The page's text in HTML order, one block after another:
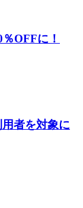
OFFに！
者を対象に